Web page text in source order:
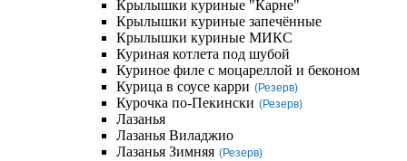
Крылышки куриные "Карне"
Крылышки куриные запечённые
Крылышки куриные МИКС
Куриная котлета под шубой
Куриное филе с моцареллой и беконом
Курица в соусе карри (Резерв)
Курочка по-Пекински (Резерв)
Лазанья
Лазанья Виладжио
Лазанья Зимняя (Резерв)